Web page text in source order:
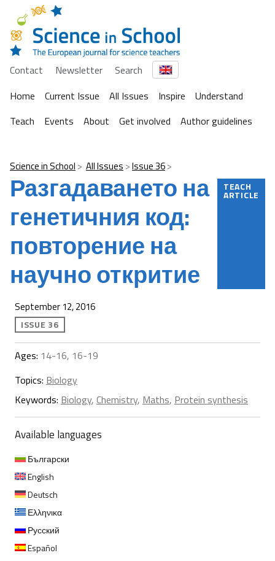
Contact Newsletter
Search
Home
Current Issue All Issues Inspire
Understand
Teach
Events About Get involved Author guidelines
Science in School All Issues Issue 36
Разгадаването на
генетичния код:
повторение на
научно откритие
TEACH
ARTICLE
September 12, 2016
ISSUE 36
Ages: 14-16, 16-19
Topics: Biology
Keywords: Biology, Chemistry, Maths, Protein synthesis
Available languages
Български
English
Deutsch
Ελληνικα
Русский
Español